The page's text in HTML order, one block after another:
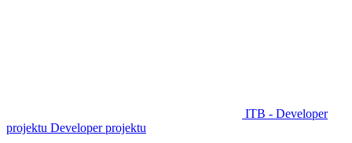
ITB - Developer
projektu Developer projektu